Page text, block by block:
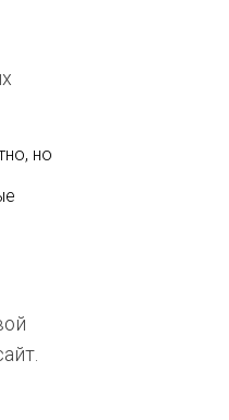
но